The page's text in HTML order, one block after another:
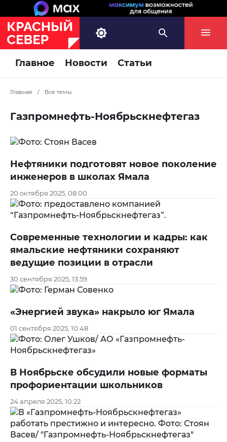
Главное Новости Статьи
Главная / Все темы
Газпромнефть-Ноябрьскнефтегаз
Нефтяники подготовят новое поколение
инженеров в школах Ямала
20 октября 2025, 08:00
Современные технологии и кадры: как
ямальские нефтяники сохраняют
ведущие позиции в отрасли
30 сентября 2025, 13:59
«Энергией звука» накрыло юг Ямала
01 сентября 2025, 10:48
В Ноябрьске обсудили новые форматы
профориентации школьников
24 апреля 2025, 10:22